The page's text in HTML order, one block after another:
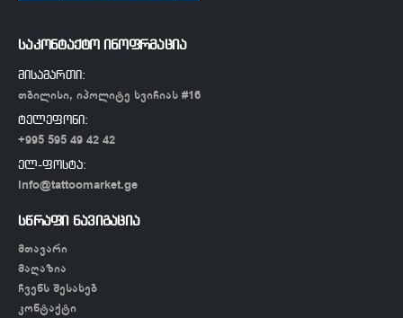
საკონტაქტო ინოფრმაცია
მისამართი:
თბილისი, იპოლიტე ხვიჩიას #16
ტელეფონი:
+995 595 49 42 42
ელ-ფოსტა:
info@tattoomarket.ge
სწრაფი ნავიგაცია
მთავარი
მაღაზია
ჩვენს შესახებ
კონტაქტი